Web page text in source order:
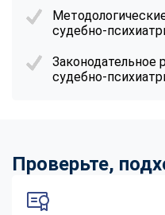
судебно-
Законодательное
судебно-
Проверьте,